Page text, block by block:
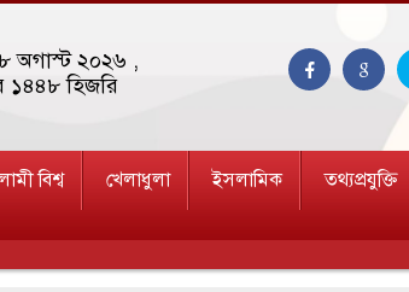
অগাস্ট ২০২৬ ,
হিজরি
বিশ্ব খেলাধুলা ইসলামিক তথ্যপ্রযুক্তি